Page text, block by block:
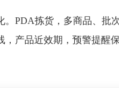
PDA拣货，多商品、批
产品近效期，预警提醒